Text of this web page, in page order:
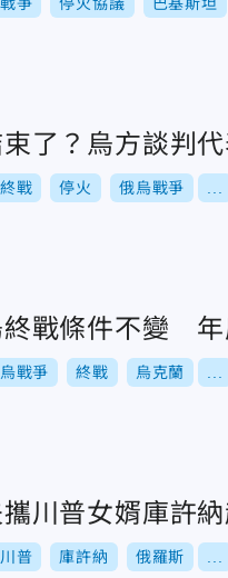
了？烏方談判
終戰 停火 俄烏戰爭
終戰條件不變
戰爭 終戰 烏克蘭
攜川普女婿庫許
川普 庫許納 俄羅斯